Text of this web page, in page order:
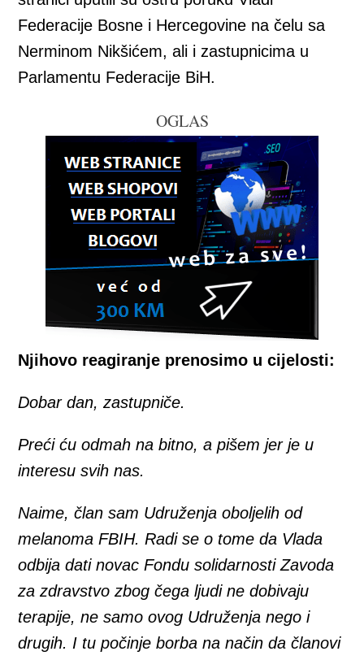
Federacije Bosne i Hercegovine na čelu sa
Nerminom Nikšićem, ali i zastupnicima u
Parlamentu Federacije BiH.
OGLAS
Njihovo reagiranje prenosimo u cijelosti:
Dobar dan, zastupniče.
Preći ću odmah na bitno, a pišem jer je u
interesu svih nas.
Naime, član sam Udruženja oboljelih od
melanoma FBIH. Radi se o tome da Vlada
odbija dati novac Fondu solidarnosti Zavoda
za zdravstvo zbog čega ljudi ne dobivaju
terapije, ne samo ovog Udruženja nego i
drugih. I tu počinje borba na način da članovi